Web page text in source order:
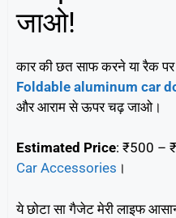
जाओ!
कार की छत साफ करने या रैक पर
Foldable aluminum car
और आराम से ऊपर चढ़ जाओ।
Estimated Price: ₹500 –
Car Accessories ।
ये छोटा सा गैजेट मेरी लाइफ